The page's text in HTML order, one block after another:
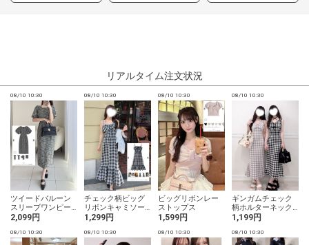
リアルタイム注文状況
08/10 10:30
ツイードバルーン
スリーブワンピー
ス
2,099円
08/10 10:30
チェック柄ビッグ
リボンキャミソー
ルワンピース
1,299円
08/10 10:30
ビッグリボンレー
ストップス
1,599円
08/10 10:30
ギンガムチェック
柄ホルターネック
キャミソールニッ
1,199円
08/10 10:30 08/10 10:30 08/10 10:30 08/10 10:30